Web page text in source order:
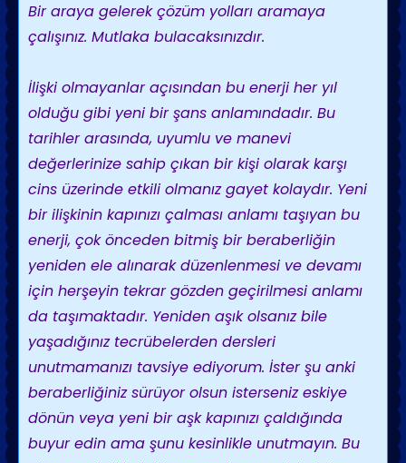
Bir araya gelerek çözüm yolları aramaya
çalışınız. Mutlaka bulacaksınızdır.
İlişki olmayanlar açısından bu enerji her yıl
olduğu gibi yeni bir şans anlamındadır. Bu
tarihler arasında, uyumlu ve manevi
değerlerinize sahip çıkan bir kişi olarak karşı
cins üzerinde etkili olmanız gayet kolaydır. Yeni
bir ilişkinin kapınızı çalması anlamı taşıyan bu
enerji, çok önceden bitmiş bir beraberliğin
yeniden ele alınarak düzenlenmesi ve devamı
için herşeyin tekrar gözden geçirilmesi anlamı
da taşımaktadır. Yeniden aşık olsanız bile
yaşadığınız tecrübelerden dersleri
unutmamanızı tavsiye ediyorum. İster şu anki
beraberliğiniz sürüyor olsun isterseniz eskiye
dönün veya yeni bir aşk kapınızı çaldığında
buyur edin ama şunu kesinlikle unutmayın. Bu